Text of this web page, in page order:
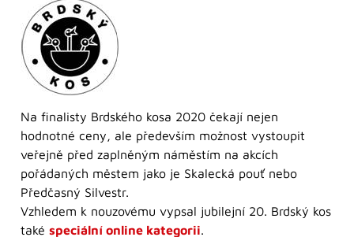
Na finalisty Brdského kosa 2020 čekají nejen
hodnotné ceny, ale především možnost vystoupit
veřejně před zaplněným náměstím na akcích
pořádaných městem jako je Skalecká pouť nebo
Předčasný Silvestr.
Vzhledem k nouzovému vypsal jubilejní 20. Brdský kos
také speciální online kategorii.